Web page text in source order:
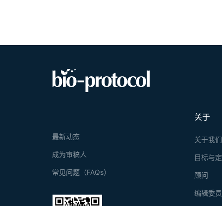
关于
关于我们
目标与
顾问
编辑委
最新动态
成为审稿人
常见问题（FAQs）